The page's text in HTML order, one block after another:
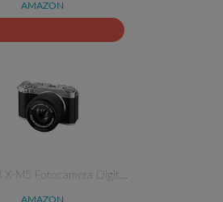
AMAZON
X-M5 Fotocamera Digit…
AMAZON